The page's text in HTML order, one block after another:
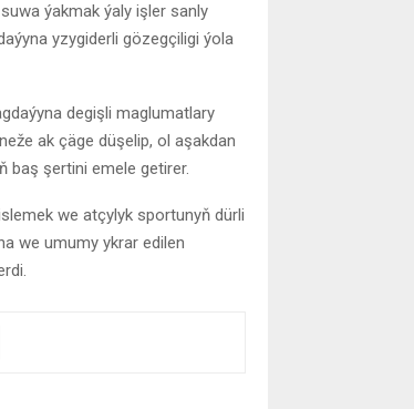
ýakmak ýaly işler sanly
yzygiderli gözegçiligi ýola
degişli maglumatlary
ak çäge düşelip, ol aşakdan
baş şertini emele getirer.
we atçylyk sportunyň dürli
we umumy ykrar edilen